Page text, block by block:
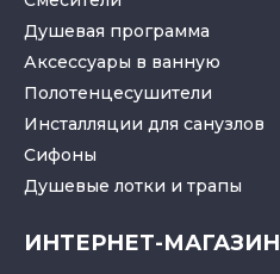
Душевая программа
Аксессуары в ванную
Полотенцесушители
Инсталляции для санузлов
Cифоны
Душевые лотки и трапы
ИНТЕРНЕТ-МАГАЗИН